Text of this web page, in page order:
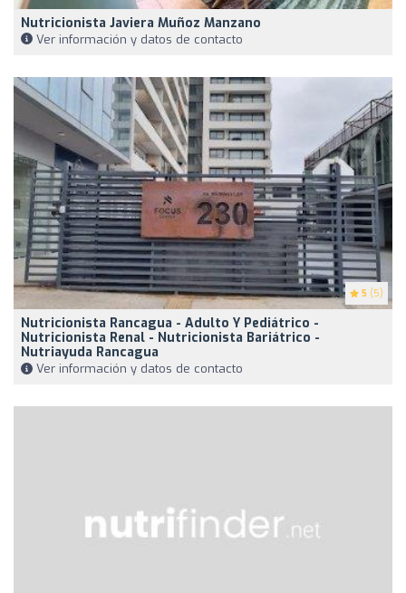
Nutricionista Javiera Muñoz Manzano
Ver información y datos de contacto
5 (5)
Nutricionista Rancagua - Adulto Y Pediátrico -
Nutricionista Renal - Nutricionista Bariátrico -
Nutriayuda Rancagua
Ver información y datos de contacto